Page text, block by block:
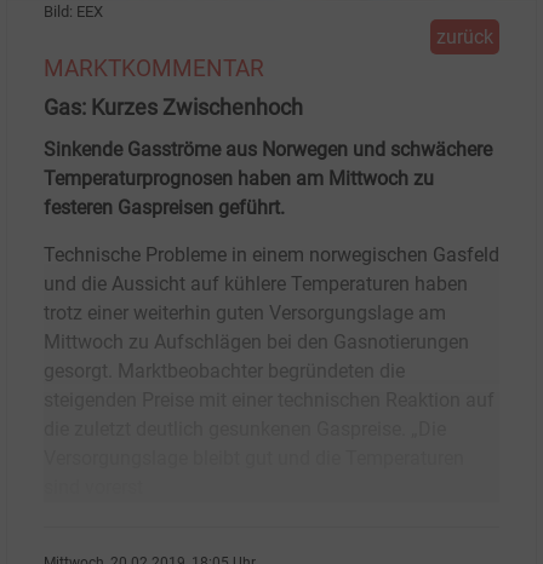
Bild: EEX
zurück
MARKTKOMMENTAR
Gas: Kurzes Zwischenhoch
Sinkende Gasströme aus Norwegen und schwächere
Temperaturprognosen haben am Mittwoch zu
festeren Gaspreisen geführt.
Technische Probleme in einem norwegischen Gasfeld
und die Aussicht auf kühlere Temperaturen haben
trotz einer weiterhin guten Versorgungslage am
Mittwoch zu Aufschlägen bei den Gasnotierungen
gesorgt. Marktbeobachter begründeten die